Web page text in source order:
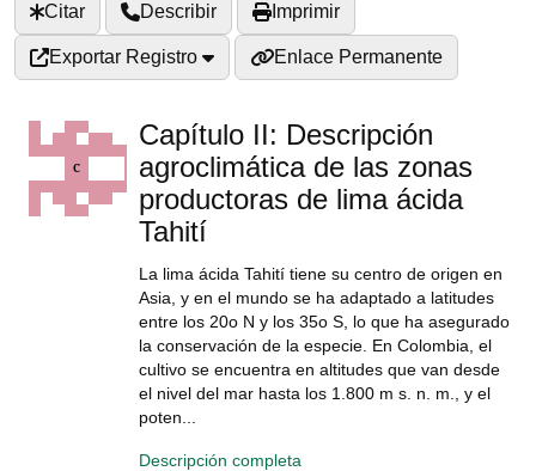
Citar Describir Imprimir
Exportar Registro Enlace Permanente
Capítulo II: Descripción
agroclimática de las zonas
productoras de lima ácida
Tahití
La lima ácida Tahití tiene su centro de origen en
Asia, y en el mundo se ha adaptado a latitudes
entre los 20o N y los 35o S, lo que ha asegurado
la conservación de la especie. En Colombia, el
cultivo se encuentra en altitudes que van desde
el nivel del mar hasta los 1.800 m s. n. m., y el
poten...
Descripción completa